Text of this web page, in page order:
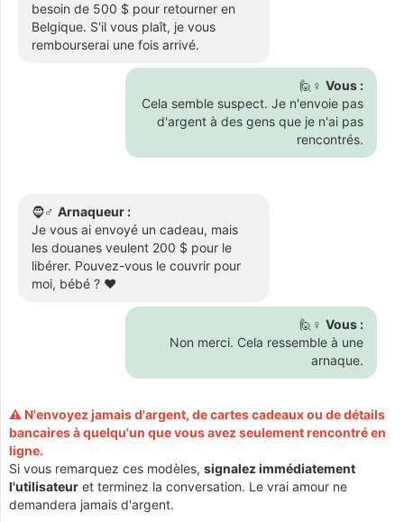
besoin de 500 $ pour retourner en
Belgique. S'il vous plaît, je vous
rembourserai une fois arrivé.
🙋♀️ Vous :
Cela semble suspect. Je n'envoie pas
d'argent à des gens que je n'ai pas
rencontrés.
🧔♂️ Arnaqueur :
Je vous ai envoyé un cadeau, mais
les douanes veulent 200 $ pour le
libérer. Pouvez-vous le couvrir pour
moi, bébé ? ❤️
🙋♀️ Vous :
Non merci. Cela ressemble à une
arnaque.
⚠️ N'envoyez jamais d'argent, de cartes cadeaux ou de détails
bancaires à quelqu'un que vous avez seulement rencontré en
ligne.
Si vous remarquez ces modèles, signalez immédiatement
l'utilisateur et terminez la conversation. Le vrai amour ne
demandera jamais d'argent.